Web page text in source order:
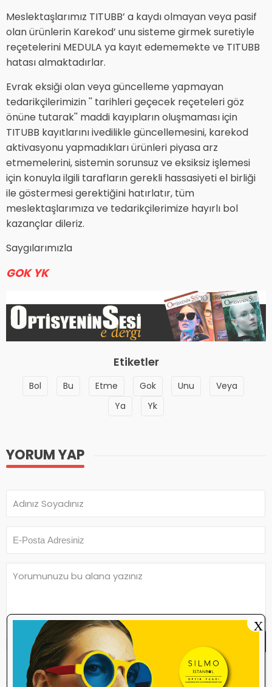
Meslektaşlarımız TITUBB’ a kaydı olmayan veya pasif
olan ürünlerin Karekod’ unu sisteme girmek suretiyle
reçetelerini MEDULA ya kayıt edememekte ve TITUBB
hatası almaktadırlar.
Evrak eksiği olan veya güncelleme yapmayan
tedarikçilerimizin '' tarihleri geçecek reçeteleri göz
önüne tutarak'' maddi kayıpların oluşmaması için
TITUBB kayıtlarını ivedilikle güncellemesini, karekod
aktivasyonu yapmadıkları ürünleri piyasa arz
etmemelerini, sistemin sorunsuz ve eksiksiz işlemesi
için konuyla ilgili tarafların gerekli hassasiyeti el birliği
ile göstermesi gerektiğini hatırlatır, tüm
meslektaşlarımıza ve tedarikçilerimize hayırlı bol
kazançlar dileriz.
Saygılarımızla
GOK YK
Etiketler
Bol Bu Etme Gok Unu
Veya
Ya
Yk
YORUM YAP
Yorum yazma kurallarınıokudum ve
kabul ediyorum.
X